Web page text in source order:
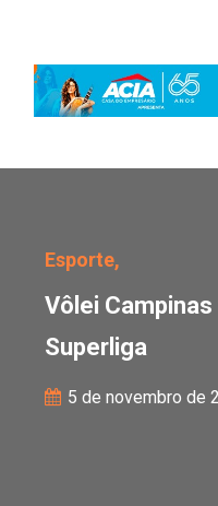
Esporte,
Vôlei Campinas
Superliga
5 de novembro de